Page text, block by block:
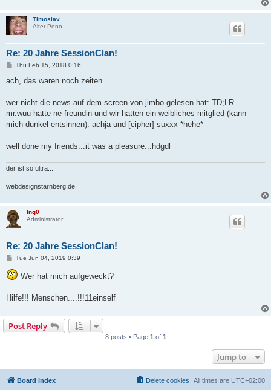
Timoslav
Alter Peno
Re: 20 Jahre SessionClan!
P
s
Thu Feb 15, 2018 0:16
ach, das waren noch zeiten..
wer nicht die news auf dem screen von jimbo gelesen hat: TD;LR -
mr.wuu hatte ne freundin und wir hatten ein weibliches mitglied (kann
mich dunkel entsinnen). achja und [cipher] suxxx *hehe*
well done my friends...it was a pleasure...hdgdl
der ist so ultra....
webdesignstarnberg.de
Ing0
Administrator
Re: 20 Jahre SessionClan!
P
s
t
Tue Jun 04, 2019 0:39
Wer hat mich aufgeweckt?
Hilfe!!! Menschen....!!!11einself
Post Reply
8 posts • Page 1 of 1
Jump to
Board index All times are UTC+02:00
Delete cookies